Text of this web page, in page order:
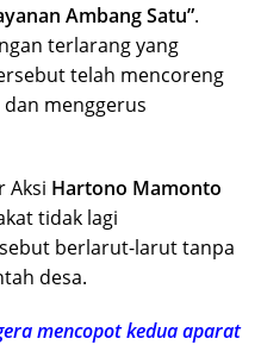
Ambang Satu”.
terlarang yang
telah mencoreng
menggerus
Aksi Hartono Mamonto
tidak lagi
berlarut-larut tanpa
desa.
mencopot kedua aparat